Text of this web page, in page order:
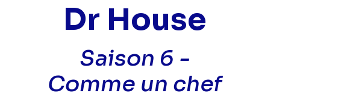
Dr House
Saison 6 -
Comme un chef